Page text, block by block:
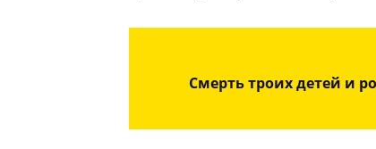
Смерть троих детей и